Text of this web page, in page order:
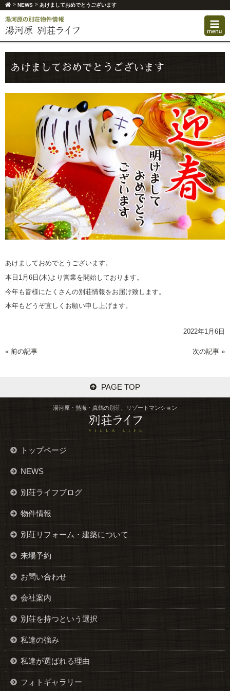
>NEWS > あけましておめでとうございます
あけましておめでとうございます
あけましておめでとうございます。
本日1月6日(木)より営業を開始しております。
今年も皆様にたくさんの別荘情報をお届け致します。
本年もどうぞ宜しくお願い申し上げます。
2022年1月6日
« 前の記事 次の記事 »
PAGE TOP
湯河原・熱海・真鶴の別荘、リゾートマンション
トップページ
NEWS
別荘ライフブログ
物件情報
別荘リフォーム・建築について
来場予約
お問い合わせ
会社案内
別荘を持つという選択
私達の強み
私達が選ばれる理由
フォトギャラリー